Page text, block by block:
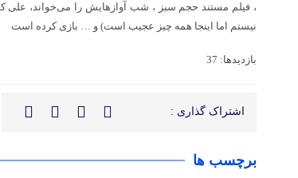
، فیلم مستند حجم سبز ، شب آوازهایش را می‌خواند، علی
نیستم اما اینجا همه چیز عجیب است) و … بازی کرده است
بازدیدها: 37
اشتراک گذاری :
برچسب ها